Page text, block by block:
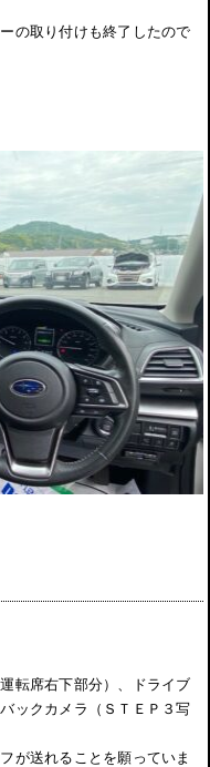
の取り付けも終了したので
転席右下部分）、ドライブ
ックカメラ（ＳＴＥＰ３写
が送れることを願っていま